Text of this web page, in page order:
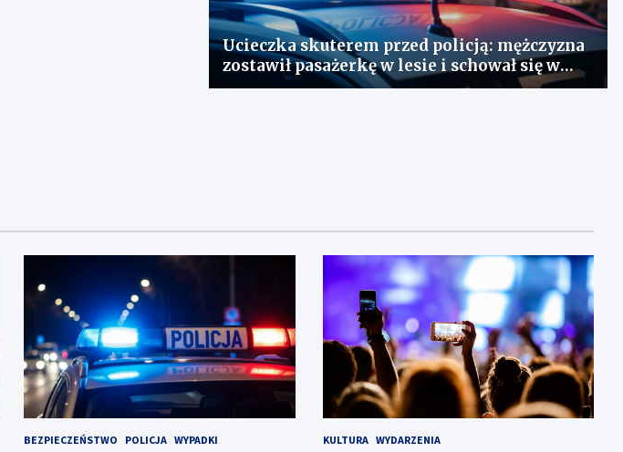
Ucieczka skuterem przed policją: mężczyzna
zostawił pasażerkę w lesie i schował się w
lodówce
BEZPIECZEŃSTWO POLICJA WYPADKI KULTURA WYDARZENIA